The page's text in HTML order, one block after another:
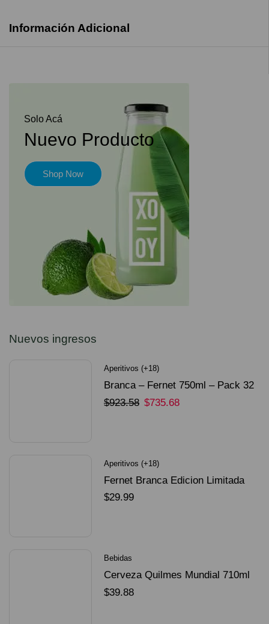
Información Adicional
Solo Acá
Nuevo Producto
Shop Now
Nuevos ingresos
Aperitivos (+18)
Branca – Fernet 750ml – Pack 32
Unidades
$923.58 $735.68
Aperitivos (+18)
Fernet Branca Edicion Limitada
Dorado Mundial
$29.99
Bebidas
Cerveza Quilmes Mundial 710ml
packX4
$39.88